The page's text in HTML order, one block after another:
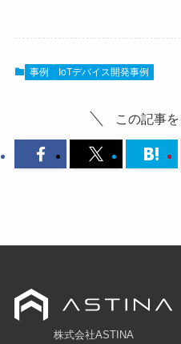
事例 IoTデバイス開発事例
この記事
株式会社ASTINA